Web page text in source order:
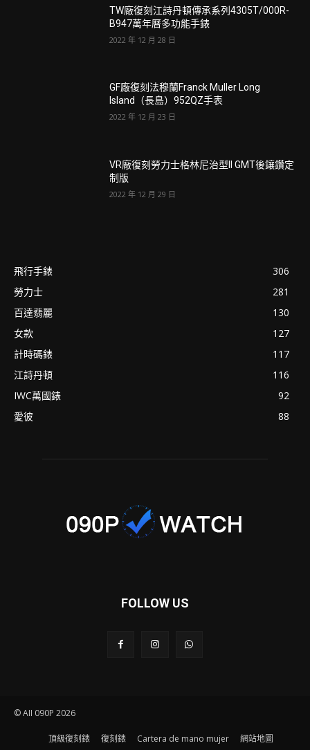
TW廠復刻江詩丹頓傳承系列4305T/000R-
B947萬年曆多功能手錶
2022 年 12 月 28 日
GF廠復刻法穆蘭Franck Muller Long
Island（長島）952QZ手表
2022 年 12 月 23 日
VR廠復刻勞力士格林尼治型II GMT後鑲鑽定
制版
2022 年 12 月 29 日
飛行手錶
306
勞力士
281
百達翡麗
130
女款
127
計時碼錶
117
江詩丹頓
116
IWC萬國錶
92
愛彼
88
FOLLOW US
© AII 090P 2026
頂級復刻錶 復刻錶 Cartera de mano mujer 網站地圖